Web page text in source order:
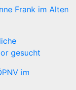
Frank im Alten
gesucht
im